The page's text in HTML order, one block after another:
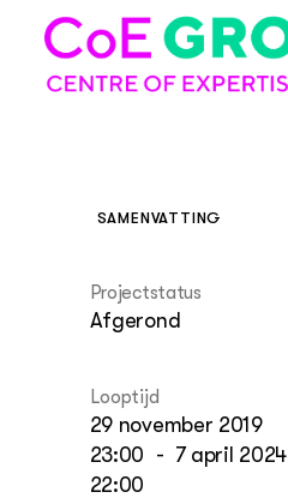
Projecten
Expertiseclusters
SAMENVATTING
Projectstatus
Afgerond
Looptijd
29 november 2019
23:00 - 7 april 2024
22:00